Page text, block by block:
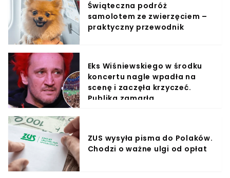
Świąteczna podróż
samolotem ze zwierzęciem –
praktyczny przewodnik
Eks Wiśniewskiego w środku
koncertu nagle wpadła na
scenę i zaczęła krzyczeć.
Publika zamarła
ZUS wysyła pisma do Polaków.
Chodzi o ważne ulgi od opłat